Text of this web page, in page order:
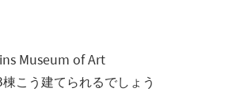
Museum of Art
こう建てられるでしょう